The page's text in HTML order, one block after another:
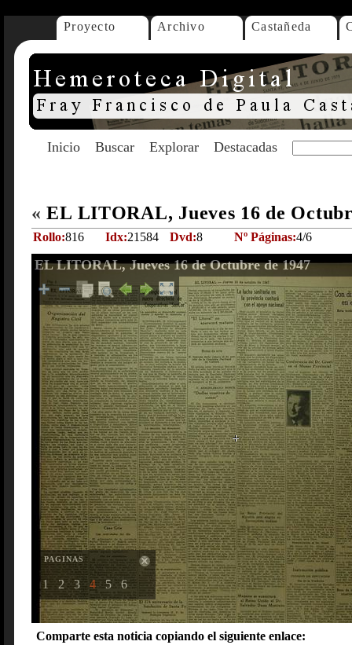
Proyecto Archivo Castañeda
Inicio Buscar Explorar Destacadas
« EL LITORAL, Jueves 16 de
Rollo:816 Idx:21584 Dvd:8 Nº Páginas:4/6
EL LITORAL, Jueves 16 de Octubre de 1947
PAGINAS
1 2 3 4 5 6
Comparte esta noticia copiando el siguiente enlace: